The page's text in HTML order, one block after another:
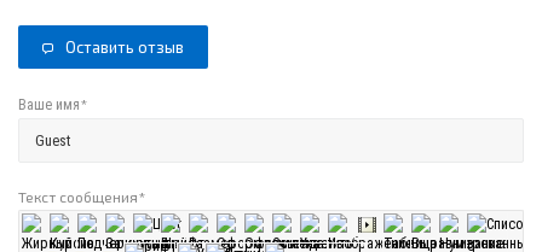
Оставить отзыв
Ваше имя*
Текст сообщения*